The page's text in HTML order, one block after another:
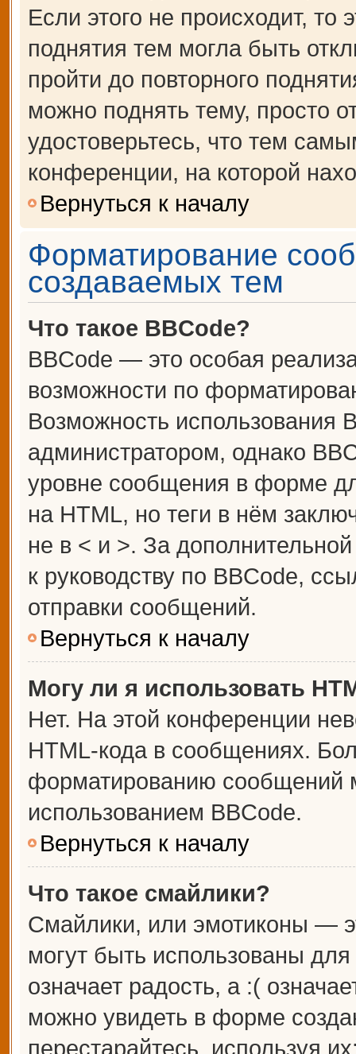
Если этого не происходит, то
поднятия тем могла быть
пройти до повторного
можно поднять тему, просто
удостоверьтесь, что тем
конференции, на которой
Вернуться к началу
Форматирование
создаваемых тем
Что такое BBCode?
BBCode — это особая
возможности по
Возможность использования
администратором, однако
уровне сообщения в форме
на HTML, но теги в нём
не в < и >. За
к руководству по BBCode,
отправки сообщений.
Вернуться к началу
Могу ли я использовать
Нет. На этой конференции
HTML-кода в сообщениях.
форматированию сообщений
использованием BBCode.
Вернуться к началу
Что такое смайлики?
Смайлики, или эмотиконы —
могут быть использованы
означает радость, а :(
можно увидеть в форме
перестарайтесь, используя